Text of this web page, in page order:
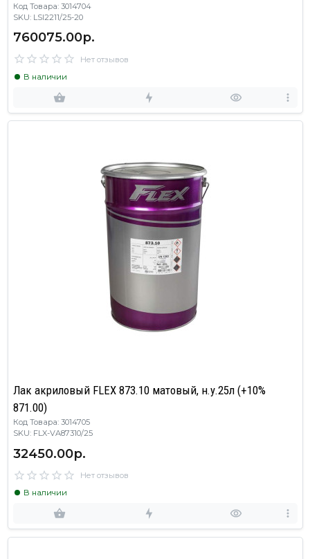
Код Товара: 3014704
SKU: LSI2211/25-20
760075.00р.
Нет отзывов
В наличии
Лак акриловый FLEX 873.10 матовый, н.у.25л (+10%
871.00)
Код Товара: 3014705
SKU: FLX-VA87310/25
32450.00р.
Нет отзывов
В наличии